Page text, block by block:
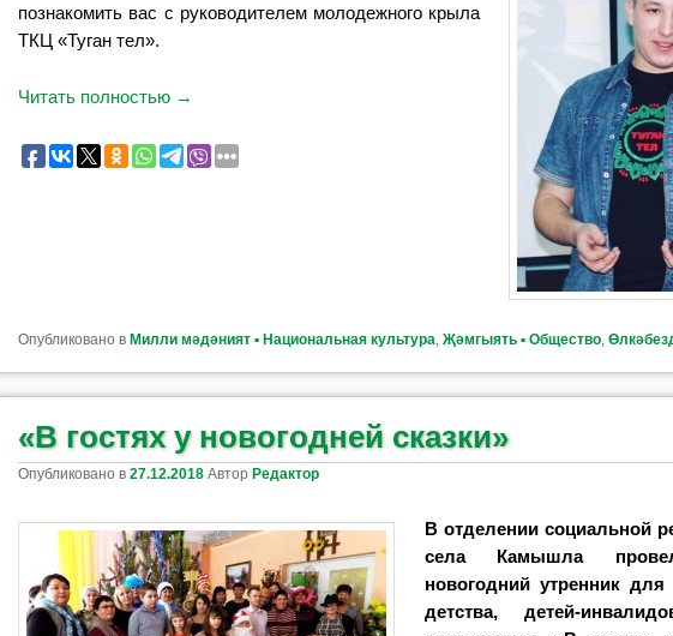
познакомить вас с руководителем молодежного крыла
ТКЦ «Туган тел».
Читать полностью →
Опубликовано в Милли мәдәният ▪ Национальная культура,Җәмгыять ▪ Общество,
«В гостях у новогодней сказки»
Опубликовано в27.12.2018 Автор Редактор
В отделении социальной
села Камышла
новогодний утренник
детства, детей-